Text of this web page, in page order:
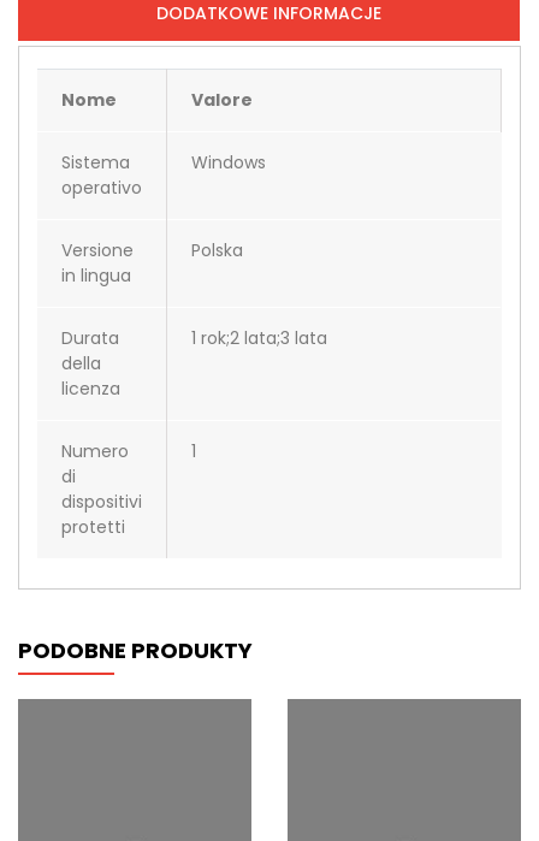
DODATKOWE INFORMACJE
Nome Valore
Sistema
operativo
Windows
Versione
in lingua
Polska
Durata
della
licenza
1 rok;2 lata;3 lata
Numero
di
dispositivi
protetti
1
PODOBNE PRODUKTY